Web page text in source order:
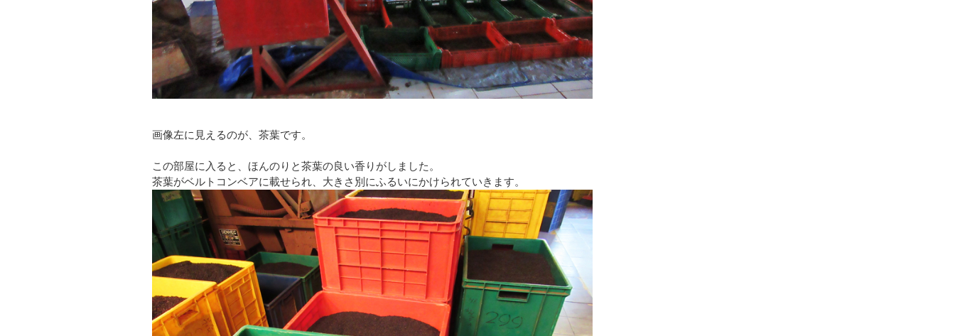
画像左に見えるのが、茶葉です。
この部屋に入ると、ほんのりと茶葉の良い香りがしました。
茶葉がベルトコンベアに載せられ、大きさ別にふるいにかけられていきます。